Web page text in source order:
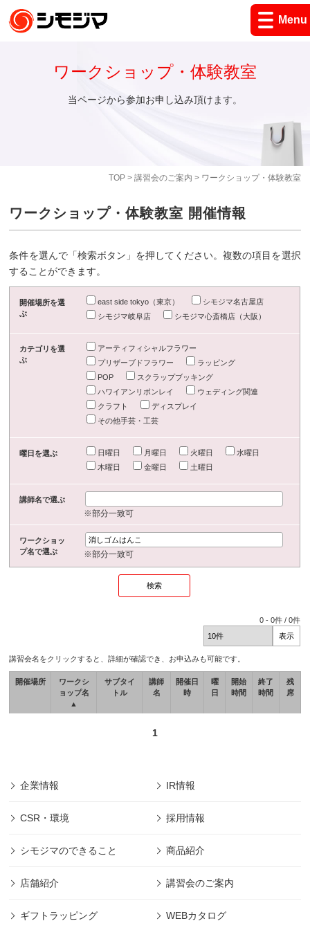
Menu
TOP> 講習会のご案内 > ワークショップ・体験教室
ワークショップ・体験教室
当ページから参加お申し込み頂けます。
ワークショップ・体験教室 開催情報
条件を選んで「検索ボタン」を押してください。複数の項目を選択
することができます。
開催場所を選
ぶ
east side tokyo（東京）
シモジマ名古屋店
シモジマ岐阜店
シモジマ心斎橋店（大阪）
カテゴリを選
ぶ
アーティフィシャルフラワー
プリザーブドフラワー
ラッピング
POP
スクラップブッキング
ハワイアンリボンレイ
ウェディング関連
クラフト
ディスプレイ
その他手芸・工芸
曜日を選ぶ 日曜日 月曜日 火曜日
水曜日
木曜日
金曜日 土曜日
講師名で選ぶ
※部分一致可
ワークショッ
プ名で選ぶ
※部分一致可
0 -0件 /0件
講習会名をクリックすると、詳細が確認でき、お申込みも可能です。
開催場所
ワークシ
ョップ名
▲
サブタイ
トル
講師
名
開催日
時
曜
日
開始
時間
終了
時間
残
席
1
企業情報 IR情報
CSR・環境 採用情報
シモジマのできること 商品紹介
店舗紹介 講習会のご案内
ギフトラッピング WEBカタログ